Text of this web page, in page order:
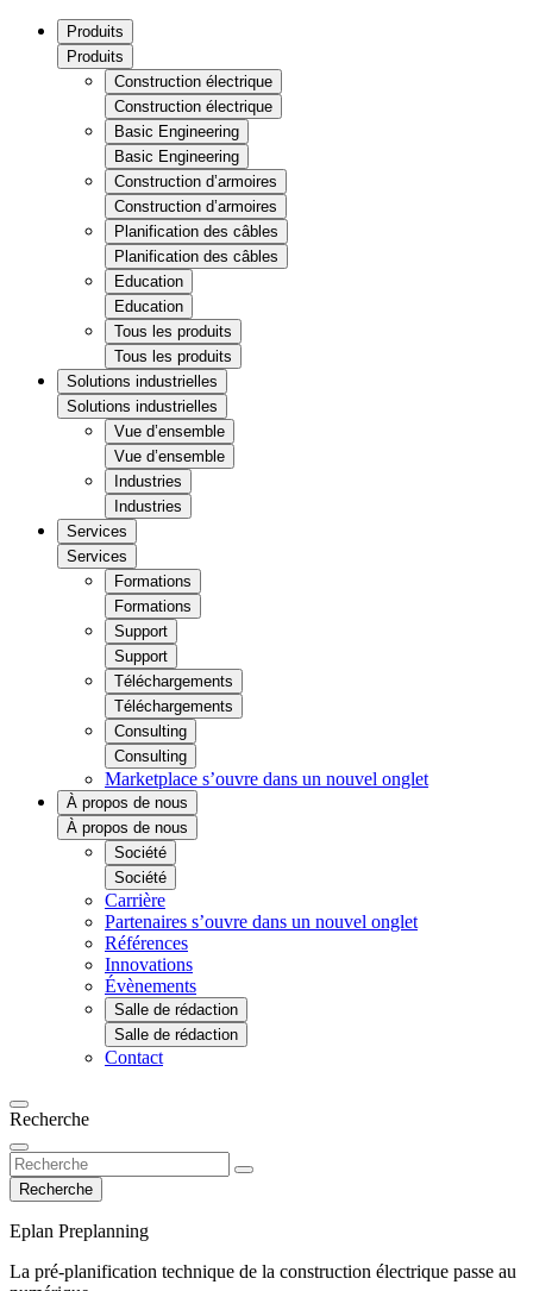
Produits
Produits
Construction électrique
Construction électrique
Basic Engineering
Basic Engineering
Construction d’armoires
Construction d’armoires
Planification des câbles
Planification des câbles
Education
Education
Tous les produits
Tous les produits
Solutions industrielles
Solutions industrielles
Vue d’ensemble
Vue d’ensemble
Industries
Industries
Services
Services
Formations
Formations
Support
Support
Téléchargements
Téléchargements
Consulting
Consulting
Marketplace s’ouvre dans un nouvel onglet
À propos de nous
À propos de nous
Société
Société
Carrière
Partenaires s’ouvre dans un nouvel onglet
Références
Innovations
Évènements
Salle de rédaction
Salle de rédaction
Contact
Recherche
Recherche
Eplan Preplanning
La pré-planification technique de la construction électrique passe au